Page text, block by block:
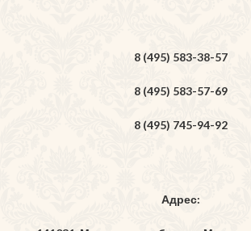
8 (495) 583-38-57
8 (495) 583-57-69
8 (495) 745-94-92
Адрес: